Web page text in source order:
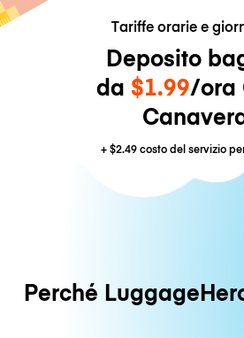
Tariffe orarie e
Deposito
da $1.99/ora
+$2.49costo del servizio
Perché